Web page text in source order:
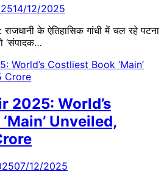
14/12/2025
के ऐतिहासिक गांधी में चल रहे पटना
‘संपादक…
2025: World’s
Unveiled,
07/12/2025